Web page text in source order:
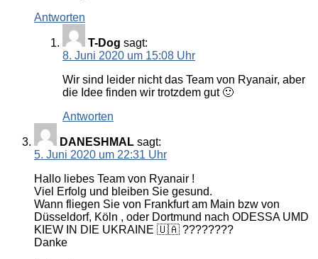
Antworten
T-Dog sagt:
8. Juni 2020 um 15:08 Uhr
Wir sind leider nicht das Team von Ryanair, aber
die Idee finden wir trotzdem gut 🙂
Antworten
DANESHMAL sagt:
5. Juni 2020 um 22:31 Uhr
Hallo liebes Team von Ryanair !
Viel Erfolg und bleiben Sie gesund.
Wann fliegen Sie von Frankfurt am Main bzw von
Düsseldorf, Köln , oder Dortmund nach ODESSA UMD
KIEW IN DIE UKRAINE 🇺🇦 ????????
Danke